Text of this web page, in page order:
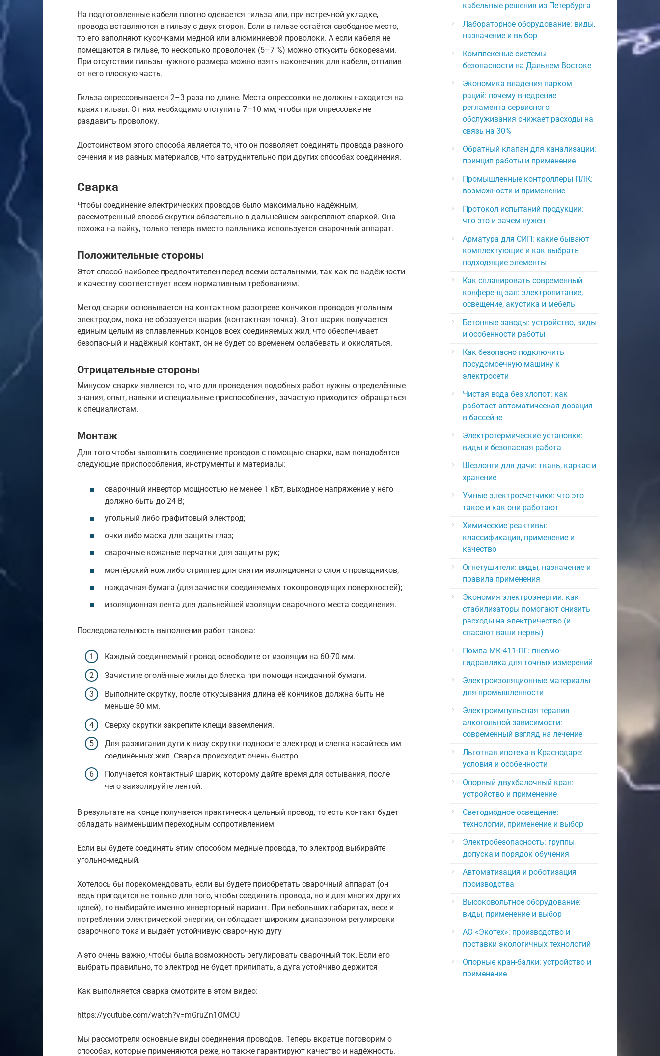
На подготовленные кабеля плотно одевается гильза или, при встречной укладке,
провода вставляются в гильзу с двух сторон. Если в гильзе остаётся свободное место,
то его заполняют кусочками медной или алюминиевой проволоки. А если кабеля не
помещаются в гильзе, то несколько проволочек (5–7 %) можно откусить бокорезами.
При отсутствии гильзы нужного размера можно взять наконечник для кабеля, отпилив
от него плоскую часть.
Гильза опрессовывается 2–3 раза по длине. Места опрессовки не должны находится на
краях гильзы. От них необходимо отступить 7–10 мм, чтобы при опрессовке не
раздавить проволоку.
Достоинством этого способа является то, что он позволяет соединять провода разного
сечения и из разных материалов, что затруднительно при других способах соединения.
Сварка
Чтобы соединение электрических проводов было максимально надёжным,
рассмотренный способ скрутки обязательно в дальнейшем закрепляют сваркой. Она
похожа на пайку, только теперь вместо паяльника используется сварочный аппарат.
Положительные стороны
Этот способ наиболее предпочтителен перед всеми остальными, так как по надёжности
и качеству соответствует всем нормативным требованиям.
Метод сварки основывается на контактном разогреве кончиков проводов угольным
электродом, пока не образуется шарик (контактная точка). Этот шарик получается
единым целым из сплавленных концов всех соединяемых жил, что обеспечивает
безопасный и надёжный контакт, он не будет со временем ослабевать и окисляться.
Отрицательные стороны
Минусом сварки является то, что для проведения подобных работ нужны определённые
знания, опыт, навыки и специальные приспособления, зачастую приходится обращаться
к специалистам.
Монтаж
Для того чтобы выполнить соединение проводов с помощью сварки, вам понадобятся
следующие приспособления, инструменты и материалы:
сварочный инвертор мощностью не менее 1 кВт, выходное напряжение у него
должно быть до 24 В;
угольный либо графитовый электрод;
очки либо маска для защиты глаз;
сварочные кожаные перчатки для защиты рук;
монтёрский нож либо стриппер для снятия изоляционного слоя с проводников;
наждачная бумага (для зачистки соединяемых токопроводящих поверхностей);
изоляционная лента для дальнейшей изоляции сварочного места соединения.
Последовательность выполнения работ такова:
Каждый соединяемый провод освободите от изоляции на 60-70 мм.
Зачистите оголённые жилы до блеска при помощи наждачной бумаги.
Выполните скрутку, после откусывания длина её кончиков должна быть не
меньше 50 мм.
Сверху скрутки закрепите клещи заземления.
Для разжигания дуги к низу скрутки подносите электрод и слегка касайтесь им
соединённых жил. Сварка происходит очень быстро.
Получается контактный шарик, которому дайте время для остывания, после
чего заизолируйте лентой.
В результате на конце получается практически цельный провод, то есть контакт будет
обладать наименьшим переходным сопротивлением.
Если вы будете соединять этим способом медные провода, то электрод выбирайте
угольно-медный.
Хотелось бы порекомендовать, если вы будете приобретать сварочный аппарат (он
ведь пригодится не только для того, чтобы соединить провода, но и для многих других
целей), то выбирайте именно инверторный вариант. При небольших габаритах, весе и
потреблении электрической энергии, он обладает широким диапазоном регулировки
сварочного тока и выдаёт устойчивую сварочную дугу
А это очень важно, чтобы была возможность регулировать сварочный ток. Если его
выбрать правильно, то электрод не будет прилипать, а дуга устойчиво держится
Как выполняется сварка смотрите в этом видео:
https://youtube.com/watch?v=mGruZn1OMCU
Мы рассмотрели основные виды соединения проводов. Теперь вкратце поговорим о
способах, которые применяются реже, но также гарантируют качество и надёжность.
кабельные решения из Петербурга
Лабораторное оборудование: виды,
назначение и выбор
Комплексные системы
безопасности на Дальнем Востоке
Экономика владения парком
раций: почему внедрение
регламента сервисного
обслуживания снижает расходы на
связь на 30%
Обратный клапан для канализации:
принцип работы и применение
Промышленные контроллеры ПЛК:
возможности и применение
Протокол испытаний продукции:
что это и зачем нужен
Арматура для СИП: какие бывают
комплектующие и как выбрать
подходящие элементы
Как спланировать современный
конференц-зал: электропитание,
освещение, акустика и мебель
Бетонные заводы: устройство, виды
и особенности работы
Как безопасно подключить
посудомоечную машину к
электросети
Чистая вода без хлопот: как
работает автоматическая дозация
в бассейне
Электротермические установки:
виды и безопасная работа
Шезлонги для дачи: ткань, каркас и
хранение
Умные электросчетчики: что это
такое и как они работают
Химические реактивы:
классификация, применение и
качество
Огнетушители: виды, назначение и
правила применения
Экономия электроэнергии: как
стабилизаторы помогают снизить
расходы на электричество (и
спасают ваши нервы)
Помпа МК-411-ПГ: пневмо-
гидравлика для точных измерений
Электроизоляционные материалы
для промышленности
Электроимпульсная терапия
алкогольной зависимости:
современный взгляд на лечение
Льготная ипотека в Краснодаре:
условия и особенности
Опорный двухбалочный кран:
устройство и применение
Светодиодное освещение:
технологии, применение и выбор
Электробезопасность: группы
допуска и порядок обучения
Автоматизация и роботизация
производства
Высоковольтное оборудование:
виды, применение и выбор
АО «Экотех»: производство и
поставки экологичных технологий
Опорные кран-балки: устройство и
применение